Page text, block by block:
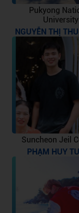
Pukyong
University
NGUYỄN THỊ
Suncheon Jeil
PHẠM HUY